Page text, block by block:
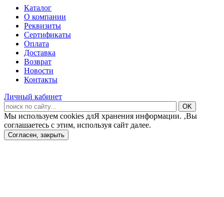
Каталог
О компании
Реквизиты
Сертификаты
Оплата
Доставка
Возврат
Новости
Контакты
Личный кабинет
Мы используем cookies длЯ хранения информации. ‚Вы
соглашаетесь с этим, используя сайт далее.
Согласен, закрыть